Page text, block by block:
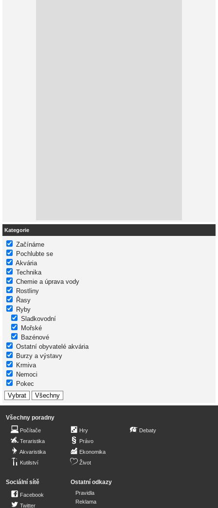
Kategorie
Začínáme
Pochlubte se
Akvária
Technika
Chemie a úprava vody
Rostliny
Řasy
Ryby
Sladkovodní
Mořské
Bazénové
Ostatní obyvatelé akvária
Burzy a výstavy
Krmiva
Nemoci
Pokec
Všechny poradny
Počítače
Teraristika
Akvaristika
Kutilství
Hry
Právo
Ekonomika
Život
Debaty
Sociální sítě
Facebook
Twitter
Ostatní odkazy
Pravidla
Reklama